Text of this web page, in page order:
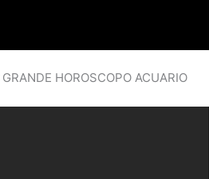
HOROSCOPO ACUARIO